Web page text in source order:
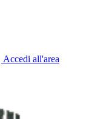
Accedi all'area